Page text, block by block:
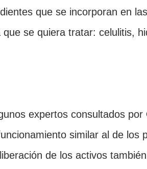
que se incorporan en
que se quiera tratar: celulitis,
expertos consultados
similar al de los
de los activos